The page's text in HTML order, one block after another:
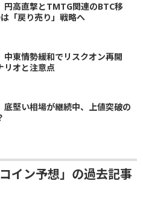
円高直撃とTMTG関連のBTC移
「戻り売り」戦略へ
中東情勢緩和でリスクオン再開
リオと注意点
底堅い相場が継続中、上値突破の
イン予想」の過去記事